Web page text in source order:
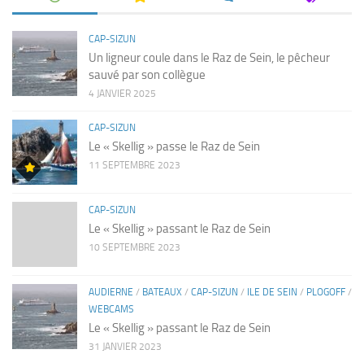
CAP-SIZUN
Un ligneur coule dans le Raz de Sein, le pêcheur
sauvé par son collègue
4 JANVIER 2025
CAP-SIZUN
Le « Skellig » passe le Raz de Sein
11 SEPTEMBRE 2023
CAP-SIZUN
Le « Skellig » passant le Raz de Sein
10 SEPTEMBRE 2023
AUDIERNE / BATEAUX / CAP-SIZUN / ILE DE SEIN / PLOGOFF /
WEBCAMS
Le « Skellig » passant le Raz de Sein
31 JANVIER 2023